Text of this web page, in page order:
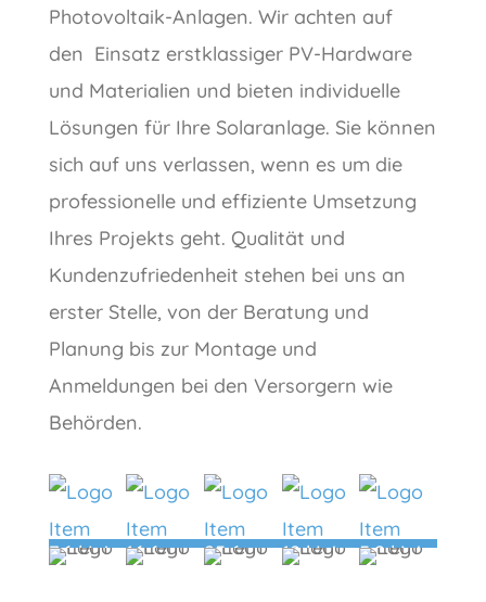
Photovoltaik-Anlagen. Wir achten auf
den Einsatz erstklassiger PV-Hardware
und Materialien und bieten individuelle
Lösungen für Ihre Solaranlage. Sie können
sich auf uns verlassen, wenn es um die
professionelle und effiziente Umsetzung
Ihres Projekts geht. Qualität und
Kundenzufriedenheit stehen bei uns an
erster Stelle, von der Beratung und
Planung bis zur Montage und
Anmeldungen bei den Versorgern wie
Behörden.
7,6 kWp 16,6
25,6
12 kWp 5,2 kWp